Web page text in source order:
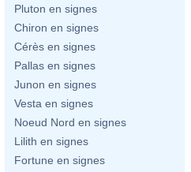
Pluton en signes
Chiron en signes
Cérès en signes
Pallas en signes
Junon en signes
Vesta en signes
Noeud Nord en signes
Lilith en signes
Fortune en signes